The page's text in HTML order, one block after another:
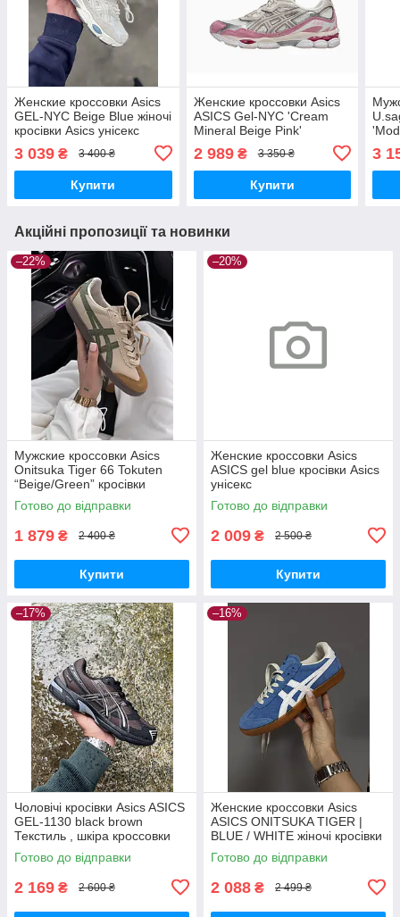
Женские кроссовки Asics
GEL-NYC Beige Blue жіночі
кросівки Asics унісекс
3 039 ₴ 3 400 ₴
Купити
Женские кроссовки Asics
ASICS Gel-NYC 'Cream
Mineral Beige Pink'
1203A383-104 📦 кросівки
унісекс Asics
2 989₴ 3 350 ₴
Купити
3
Акційні пропозиції та новинки
–22%
Мужские кроссовки Asics
Onitsuka Tiger 66 Tokuten
“Beige/Green” кросівки
чоловічі Asics
Готово до відправки
1 879 ₴ 2 400 ₴
Купити
–20%
Женские кроссовки Asics
ASICS gel blue кросівки Asics
унісекс
Готово до відправки
2 009 ₴ 2 500 ₴
Купити
–17%
Чоловічі кросівки Asics ASICS
GEL-1130 black brown
Текстиль , шкіра кроссовки
Asics
Готово до відправки
2 169 ₴ 2 600 ₴
–16%
Женские кроссовки Asics
ASICS ONITSUKA TIGER |
BLUE / WHITE жіночі кросівки
Asics
Готово до відправки
2 088 ₴ 2 499 ₴